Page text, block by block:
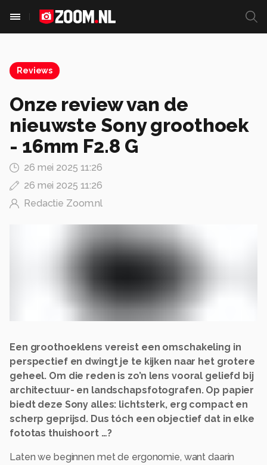
Reviews
Onze review van de
nieuwste Sony groothoek
- 16mm F2.8 G
26 mei 2025 11:26
26 mei 2025 11:26
Redactie Zoom.nl
Een groothoeklens vereist een omschakeling in
perspectief en dwingt je te kijken naar het grotere
geheel. Om die reden is zo’n lens vooral geliefd bij
architectuur- en landschapsfotografen. Op papier
biedt deze Sony alles: lichtsterk, erg compact en
scherp geprijsd. Dus tóch een objectief dat in elke
fototas thuishoort …?
Laten we beginnen met de ergonomie, want daarin